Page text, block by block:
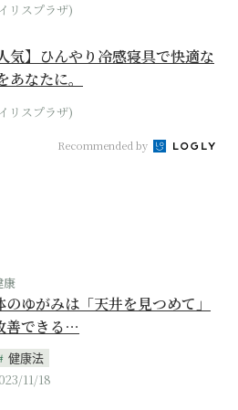
リスプラザ)
気】ひんやり冷感寝具で快適な
あなたに。
リスプラザ)
Recommended by
康
のゆがみは「天井を見つめて」
善できる…
健康法
11/18